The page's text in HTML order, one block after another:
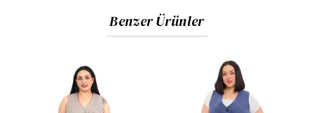
Benzer Ürünler